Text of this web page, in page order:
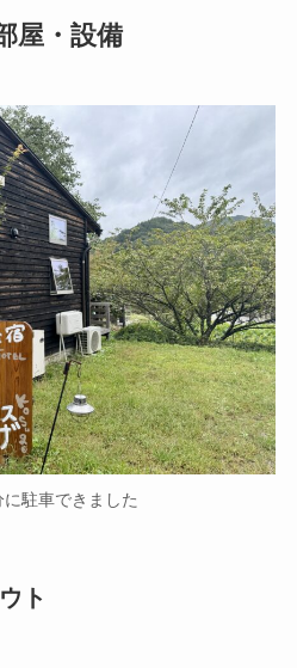
屋・設備
駐車できました
ト